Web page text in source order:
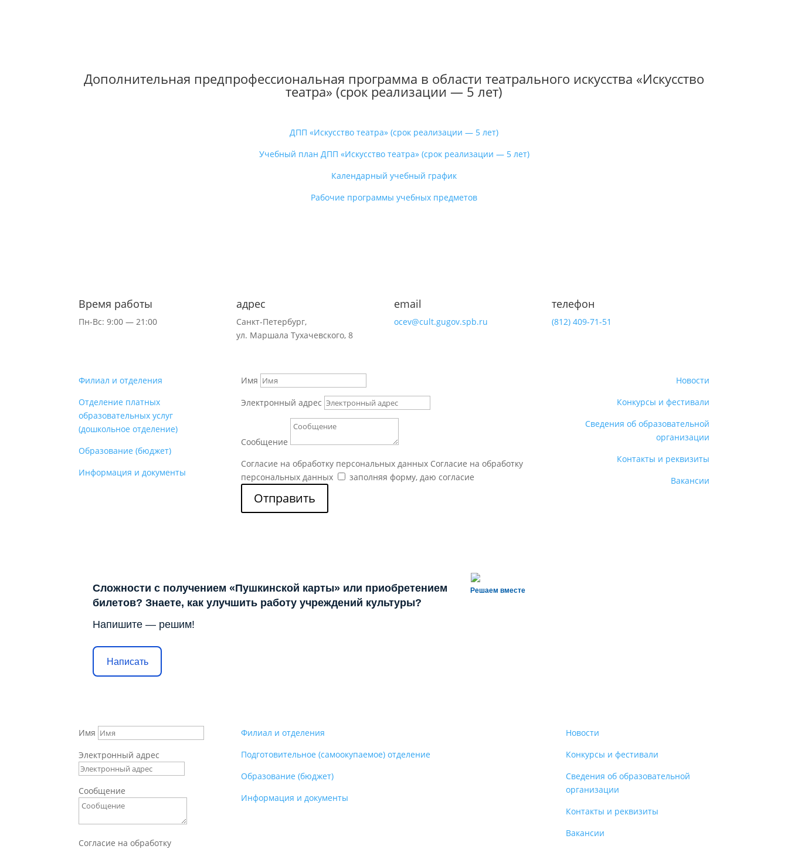
Дополнительная предпрофессиональная программа в области театрального искусства «Искусство
театра» (срок реализации — 5 лет)
ДПП «Искусство театра» (срок реализации — 5 лет)
Учебный план ДПП «Искусство театра» (срок реализации — 5 лет)
Календарный учебный график
Рабочие программы учебных предметов
Время работы
Пн-Вс: 9:00 — 21:00
адрес
Санкт-Петербург,
ул. Маршала Тухачевского, 8
email
ocev@cult.gugov.spb.ru
телефон
(812) 409-71-51
Филиал и отделения
Отделение платных
образовательных услуг
(дошкольное отделение)
Образование (бюджет)
Информация и документы
Имя
Электронный адрес
Сообщение
Согласие на обработку персональных данных Согласие на обработку
персональных данных
заполняя форму, даю согласие
Отправить
Новости
Конкурсы и фестивали
Сведения об образовательной
организации
Контакты и реквизиты
Вакансии
Решаем вместе
Сложности с получением «Пушкинской карты» или приобретением
билетов? Знаете, как улучшить работу учреждений культуры?
Напишите — решим!
Написать
Имя
Электронный адрес
Сообщение
Согласие на обработку
Филиал и отделения
Подготовительное (самоокупаемое) отделение
Образование (бюджет)
Информация и документы
Новости
Конкурсы и фестивали
Сведения об образовательной
организации
Контакты и реквизиты
Вакансии